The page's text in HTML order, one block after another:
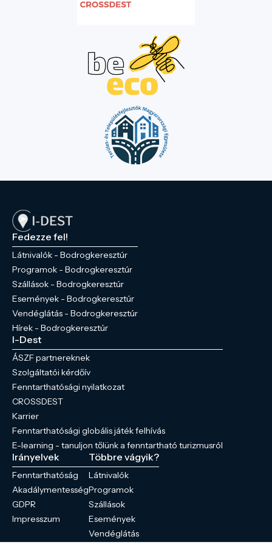
Fedezze fel!
Látnivalók - Bodrogkeresztúr
Programok - Bodrogkeresztúr
Szállások - Bodrogkeresztúr
Események - Bodrogkeresztúr
Vendéglátás - Bodrogkeresztúr
Hírek - Bodrogkeresztúr
I-Dest
ÁSZF partnereknek
Szolgáltatói kérdőív
Fenntarthatósági nyilatkozat
CROSSDEST
Karrier
Fenntarthatósági globális játék felhívás
E-learning - tanuljon tőlünk a fenntartható turizmusról
Irányelvek
Fenntarthatóság
Akadálymentesség
GDPR
Impresszum
Többre vágyik?
Látnivalók
Programok
Szállások
Események
Vendéglátás